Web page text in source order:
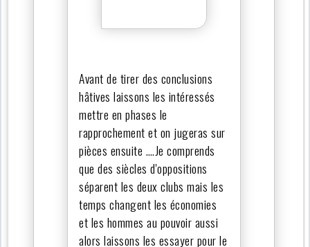
Avant de tirer des conclusions
hâtives laissons les intéressés
mettre en phases le
rapprochement et on jugeras sur
pièces ensuite ….Je comprends
que des siècles d'oppositions
séparent les deux clubs mais les
temps changent les économies
et les hommes au pouvoir aussi
alors laissons les essayer pour le